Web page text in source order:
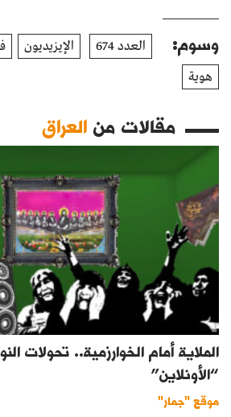
وسوم: العدد 674 الإيزيديون
هوية
مقالات منالعراق
الملاية أمام الخوارزمية.. تحولات
“الأونلاين”
موقع "جمار"